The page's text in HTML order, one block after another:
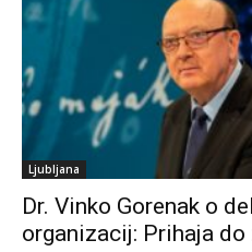
Ljubljana
Dr. Vinko Gorenak o
organizacij: Prihaja do